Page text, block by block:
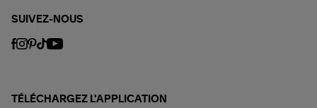
SUIVEZ-NOUS
TÉLÉCHARGEZ L'APPLICATION